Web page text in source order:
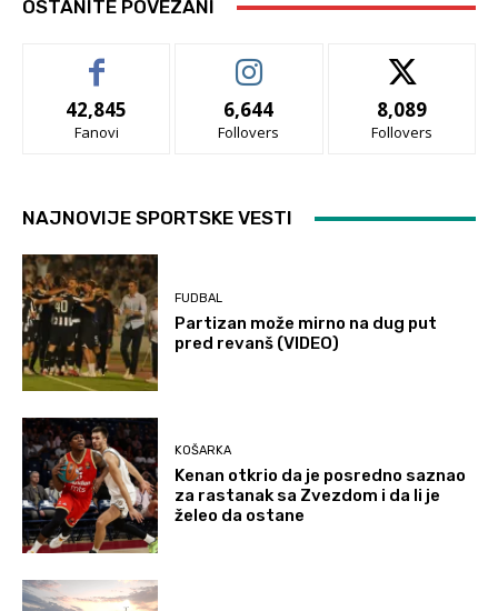
OSTANITE POVEZANI
42,845
Fanovi
6,644
Follovers
8,089
Follovers
NAJNOVIJE SPORTSKE VESTI
FUDBAL
Partizan može mirno na dug put
pred revanš (VIDEO)
KOŠARKA
Kenan otkrio da je posredno saznao
za rastanak sa Zvezdom i da li je
želeo da ostane